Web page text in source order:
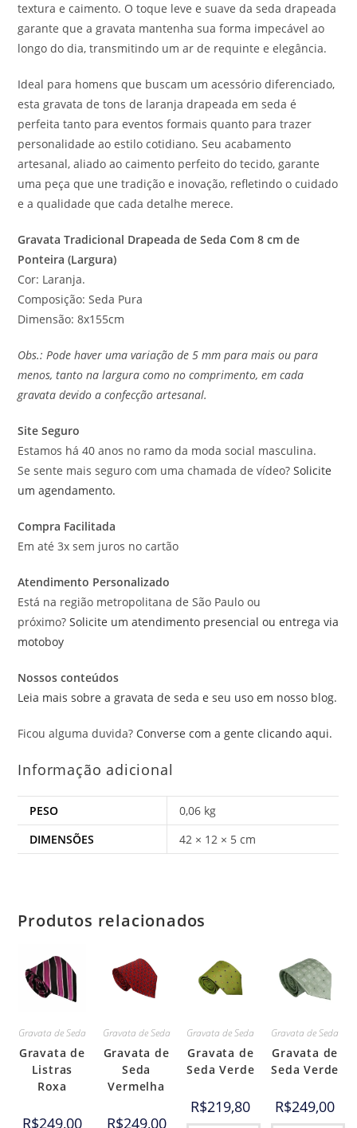
textura e caimento. O toque leve e suave da seda drapeada
garante que a gravata mantenha sua forma impecável ao
longo do dia, transmitindo um ar de requinte e elegância.
Ideal para homens que buscam um acessório diferenciado,
esta gravata de tons de laranja drapeada em seda é
perfeita tanto para eventos formais quanto para trazer
personalidade ao estilo cotidiano. Seu acabamento
artesanal, aliado ao caimento perfeito do tecido, garante
uma peça que une tradição e inovação, refletindo o cuidado
e a qualidade que cada detalhe merece.
Gravata Tradicional Drapeada de Seda Com 8 cm de
Ponteira (Largura)
Cor: Laranja.
Composição: Seda Pura
Dimensão: 8x155cm
Obs.: Pode haver uma variação de 5 mm para mais ou para
menos, tanto na largura como no comprimento, em cada
gravata devido a confecção artesanal.
Site Seguro
Estamos há 40 anos no ramo da moda social masculina.
Se sente mais seguro com uma chamada de vídeo?Solicite
um agendamento.
Compra Facilitada
Em até 3x sem juros no cartão
Atendimento Personalizado
Está na região metropolitana de São Paulo ou
próximo?Solicite um atendimento presencial ou entrega via
motoboy
Nossos conteúdos
Leia mais sobre a gravata de seda e seu uso em nosso blog.
Ficou alguma duvida? Converse com a gente clicando aqui.
Informação adicional
PESO
0,06 kg
DIMENSÕES
42 × 12 × 5 cm
Produtos relacionados
Gravata de Seda
Gravata de
Listras
Roxa
R$249,00
Gravata de Seda
Gravata de
Seda
Vermelha
R$249,00
Gravata de Seda
Gravata de
Seda Verde
R$219,80
Gravata de Seda
Gravata de
Seda Verde
R$249,00